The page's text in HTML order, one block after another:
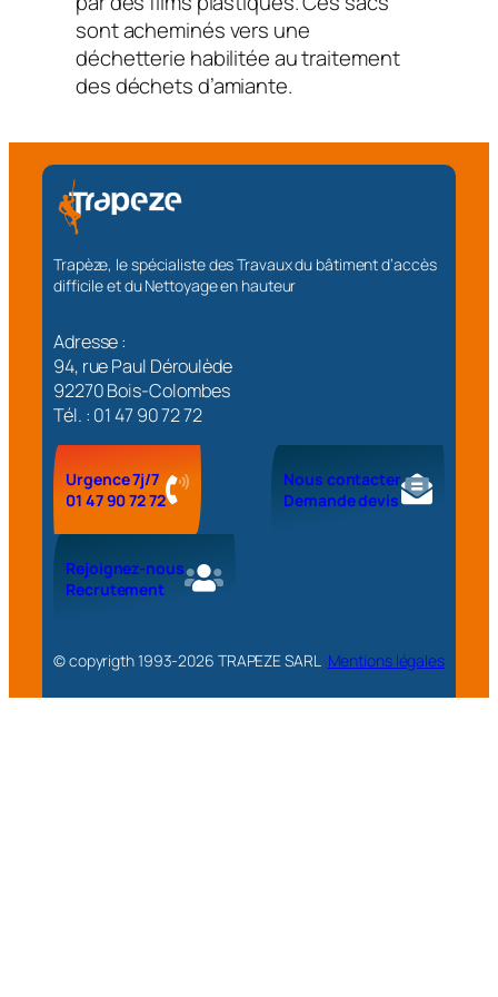
sont acheminés vers une
déchetterie habilitée au traitement
des déchets d’amiante.
Trapèze, le spécialiste des Travaux du bâtiment d’accès
difficile et du Nettoyage en hauteur
Adresse :
94, rue Paul Déroulède
92270 Bois-Colombes
Tél. : 01 47 90 72 72
Urgence 7j/7
01 47 90 72 72
Nous contacter
Demande devis
Rejoignez-nous
Recrutement
© copyrigth 1993-2026 TRAPEZE SARL Mentions légales